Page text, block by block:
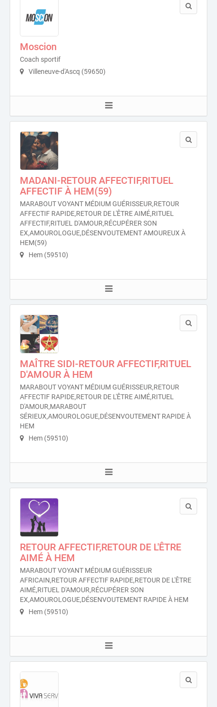
Moscion
Coach sportif
Villeneuve-d'Ascq (59650)
MADANI-RETOUR AFFECTIF,RITUEL
AFFECTIF À HEM(59)
MARABOUT VOYANT MÉDIUM GUÉRISSEUR,RETOUR
AFFECTIF RAPIDE,RETOUR DE L'ÊTRE AIMÉ,RITUEL
AFFECTIF,RITUEL D'AMOUR,RÉCUPÉRER SON
EX,AMOUROLOGUE,DÉSENVOUTEMENT AMOUREUX À
HEM(59)
Hem (59510)
MAÎTRE SIDI-RETOUR AFFECTIF,RITUEL
D'AMOUR À HEM
MARABOUT VOYANT MÉDIUM GUÉRISSEUR,RETOUR
AFFECTIF RAPIDE,RETOUR DE L'ÊTRE AIMÉ,RITUEL
D'AMOUR,MARABOUT
SÉRIEUX,AMOUROLOGUE,DÉSENVOUTEMENT RAPIDE À
HEM
Hem (59510)
RETOUR AFFECTIF,RETOUR DE L'ÊTRE
AIMÉ À HEM
MARABOUT VOYANT MÉDIUM GUÉRISSEUR
AFRICAIN,RETOUR AFFECTIF RAPIDE,RETOUR DE L'ÊTRE
AIMÉ,RITUEL D'AMOUR,RÉCUPÉRER SON
EX,AMOUROLOGUE,DÉSENVOUTEMENT RAPIDE À HEM
Hem (59510)